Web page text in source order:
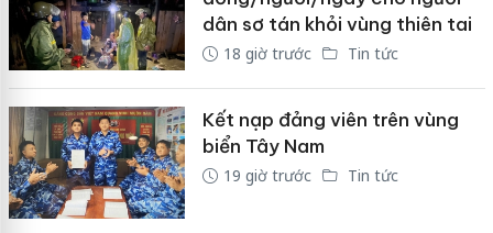
dân sơ tán khỏi vùng thiên tai
18 giờ trước Tin tức
Kết nạp đảng viên trên vùng
biển Tây Nam
19 giờ trước Tin tức